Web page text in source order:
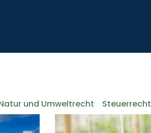
und Umweltrecht Steuerrecht